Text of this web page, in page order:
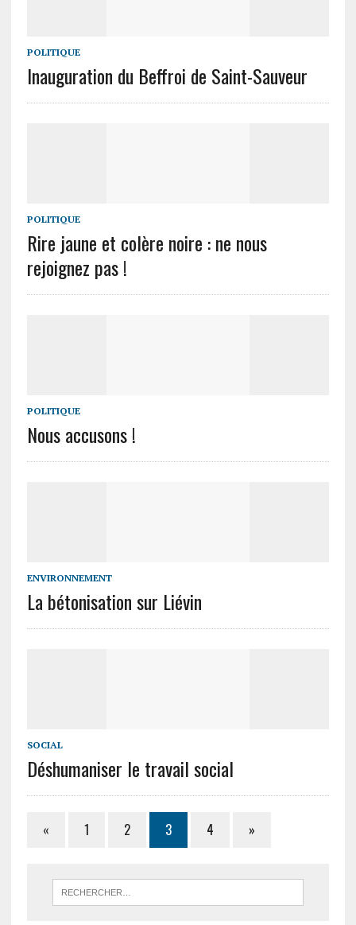
POLITIQUE
Inauguration du Beffroi de Saint-Sauveur
POLITIQUE
Rire jaune et colère noire : ne nous
rejoignez pas !
POLITIQUE
Nous accusons !
ENVIRONNEMENT
La bétonisation sur Liévin
SOCIAL
Déshumaniser le travail social
« 1 2 3 4 »